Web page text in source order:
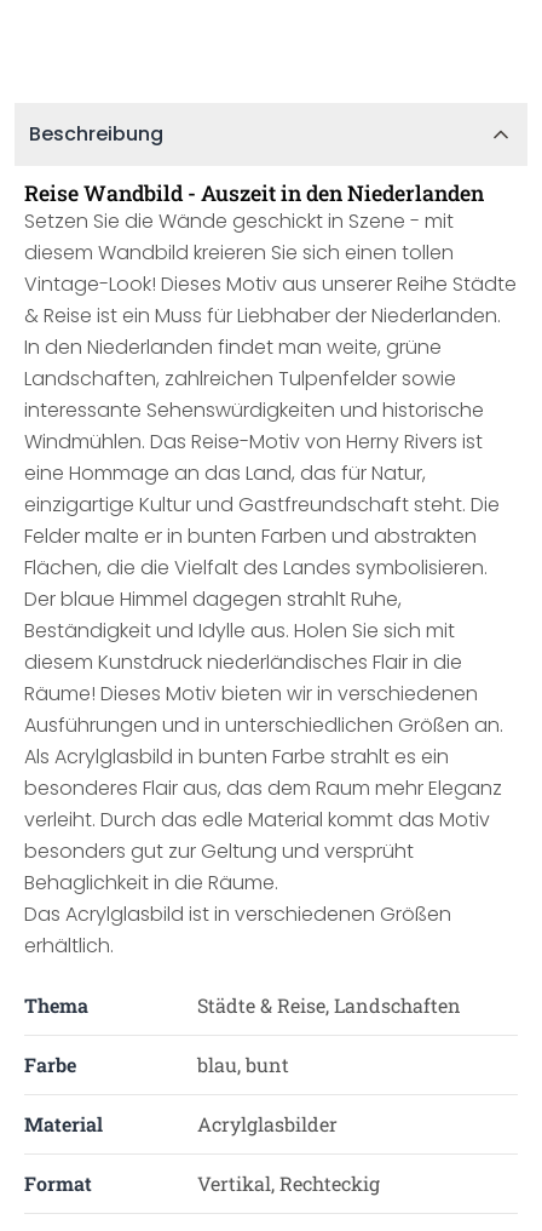
Beschreibung
Reise Wandbild - Auszeit in den Niederlanden
Setzen Sie die Wände geschickt in Szene - mit
diesem Wandbild kreieren Sie sich einen tollen
Vintage-Look! Dieses Motiv aus unserer Reihe Städte
& Reise ist ein Muss für Liebhaber der Niederlanden.
In den Niederlanden findet man weite, grüne
Landschaften, zahlreichen Tulpenfelder sowie
interessante Sehenswürdigkeiten und historische
Windmühlen. Das Reise-Motiv von Herny Rivers ist
eine Hommage an das Land, das für Natur,
einzigartige Kultur und Gastfreundschaft steht. Die
Felder malte er in bunten Farben und abstrakten
Flächen, die die Vielfalt des Landes symbolisieren.
Der blaue Himmel dagegen strahlt Ruhe,
Beständigkeit und Idylle aus. Holen Sie sich mit
diesem Kunstdruck niederländisches Flair in die
Räume! Dieses Motiv bieten wir in verschiedenen
Ausführungen und in unterschiedlichen Größen an.
Als Acrylglasbild in bunten Farbe strahlt es ein
besonderes Flair aus, das dem Raum mehr Eleganz
verleiht. Durch das edle Material kommt das Motiv
besonders gut zur Geltung und versprüht
Behaglichkeit in die Räume.
Das Acrylglasbild ist in verschiedenen Größen
erhältlich.
Thema Städte & Reise, Landschaften
Farbe blau, bunt
Material Acrylglasbilder
Format Vertikal, Rechteckig